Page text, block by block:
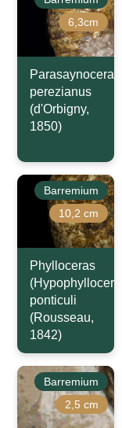
6,3cm
Parasaynoceras
perezianus
(d'Orbigny,
1850)
Barremium
10,2 cm
Phylloceras
ponticuli
(Rousseau,
1842)
Barremium
2,5 cm